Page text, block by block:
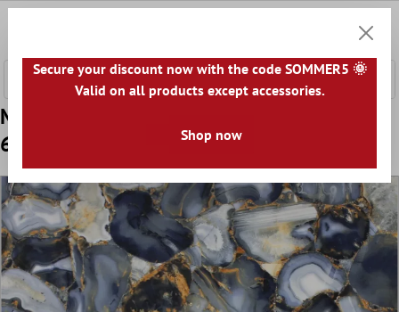
Model Gresie Wilson Lustruit Albastru
60x60cm
Secure your discount now with the code SOMMER5 🌞
Valid on all products except accessories.
Shop now